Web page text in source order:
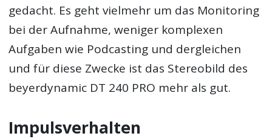
gedacht. Es geht vielmehr um das Monitoring
bei der Aufnahme, weniger komplexen
Aufgaben wie Podcasting und dergleichen
und für diese Zwecke ist das Stereobild des
beyerdynamic DT 240 PRO mehr als gut.
Impulsverhalten